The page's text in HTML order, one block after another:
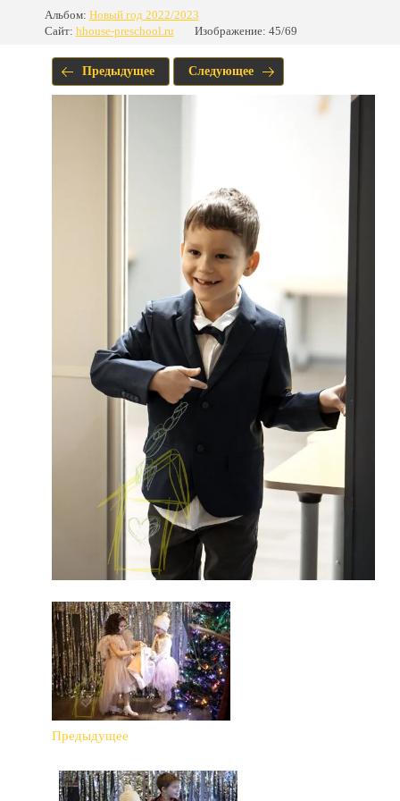
Альбом: Новый год 2022/2023
Сайт: hhouse-preschool.ru Изображение: 45/69
Предыдущее Следующее
Предыдущее